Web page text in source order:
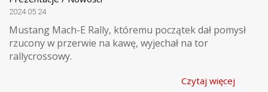
2024.05.24
Mustang Mach-E Rally, któremu początek dał pomysł
rzucony w przerwie na kawę, wyjechał na tor
rallycrossowy.
Czytaj więcej